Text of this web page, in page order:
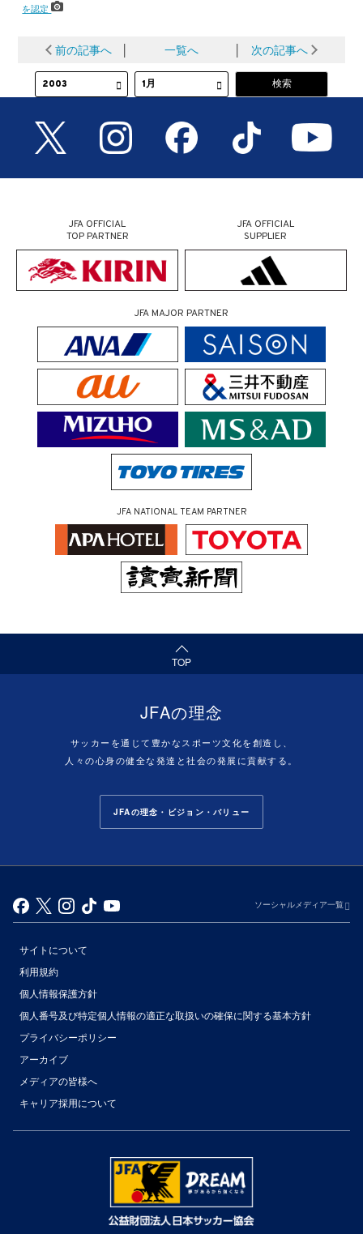
を認定
前の記事へ │ 一覧へ │ 次の記事へ
JFA OFFICIAL
TOP PARTNER
JFA OFFICIAL
SUPPLIER
JFA MAJOR PARTNER
JFA NATIONAL TEAM PARTNER
TOP
（ページの先頭へ）
JFAの理念
サッカーを通じて豊かなスポーツ文化を創造し、
人々の心身の健全な発達と社会の発展に貢献する。
JFAの理念・ビジョン・バリュー
ソーシャルメディア一覧
サイトについて
利用規約
個人情報保護方針
個人番号及び特定個人情報の適正な取扱いの確保に関する基本方針
プライバシーポリシー
アーカイブ
メディアの皆様へ
キャリア採用について